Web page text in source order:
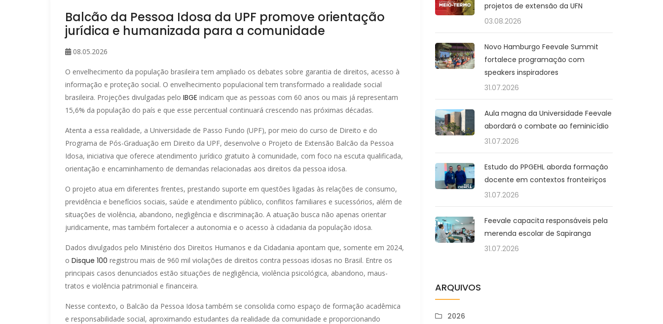
Balcão da Pessoa Idosa da UPF promove orientação
jurídica e humanizada para a comunidade
08.05.2026
O envelhecimento da população brasileira tem ampliado os debates sobre garantia de direitos, acesso à
informação e proteção social. O envelhecimento populacional tem transformado a realidade social
brasileira. Projeções divulgadas pelo IBGE indicam que as pessoas com 60 anos ou mais já representam
15,6% da população do país e que esse percentual continuará crescendo nas próximas décadas.
Atenta a essa realidade, a Universidade de Passo Fundo (UPF), por meio do curso de Direito e do
Programa de Pós-Graduação em Direito da UPF, desenvolve o Projeto de Extensão Balcão da Pessoa
Idosa, iniciativa que oferece atendimento jurídico gratuito à comunidade, com foco na escuta qualificada,
orientação e encaminhamento de demandas relacionadas aos direitos da pessoa idosa.
O projeto atua em diferentes frentes, prestando suporte em questões ligadas às relações de consumo,
previdência e benefícios sociais, saúde e atendimento público, conflitos familiares e sucessórios, além de
situações de violência, abandono, negligência e discriminação. A atuação busca não apenas orientar
juridicamente, mas também fortalecer a autonomia e o acesso à cidadania da população idosa.
Dados divulgados pelo Ministério dos Direitos Humanos e da Cidadania apontam que, somente em 2024,
o Disque 100 registrou mais de 960 mil violações de direitos contra pessoas idosas no Brasil. Entre os
principais casos denunciados estão situações de negligência, violência psicológica, abandono, maus-
tratos e violência patrimonial e financeira.
Nesse contexto, o Balcão da Pessoa Idosa também se consolida como espaço de formação acadêmica
e responsabilidade social, aproximando estudantes da realidade da comunidade e proporcionando
projetos de extensão da UFN
03.08.2026
Novo Hamburgo Feevale Summit
fortalece programação com
speakers inspiradores
31.07.2026
Aula magna da Universidade Feevale
abordará o combate ao feminicídio
31.07.2026
Estudo do PPGEHL aborda formação
docente em contextos fronteiriços
31.07.2026
Feevale capacita responsáveis pela
merenda escolar de Sapiranga
31.07.2026
ARQUIVOS
2026